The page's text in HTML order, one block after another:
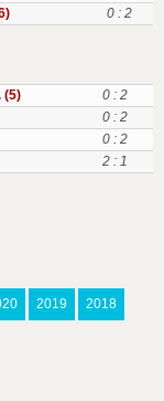
0 : 2
(5)
0 : 2
0 : 2
0 : 2
2 : 1
2019 2018